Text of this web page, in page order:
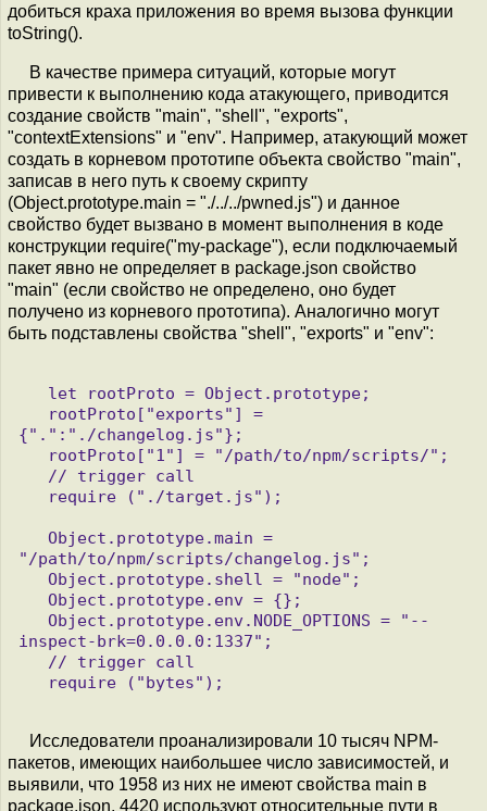
добиться краха приложения во время вызова функции
toString().
В качестве примера ситуаций, которые могут
привести к выполнению кода атакующего, приводится
создание свойств "main", "shell", "exports",
"contextExtensions" и "env". Например, атакующий может
создать в корневом прототипе объекта свойство "main",
записав в него путь к своему скрипту
(Object.prototype.main = "./../../pwned.js") и данное
свойство будет вызвано в момент выполнения в коде
конструкции require("my-package"), если подключаемый
пакет явно не определяет в package.json свойство
"main" (если свойство не определено, оно будет
получено из корневого прототипа). Аналогично могут
быть подставлены свойства "shell", "exports" и "env":
{".":"./changelog.js"};
"/path/to/npm/scripts/changelog.js";
inspect-brk=0.0.0.0:1337";
Исследователи проанализировали 10 тысяч NPM-
пакетов, имеющих наибольшее число зависимостей, и
выявили, что 1958 из них не имеют свойства main в
package.json, 4420 используют относительные пути в